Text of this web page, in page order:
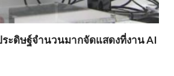
ะดิษฐ์จำนวนมากจัดแสดงที่งาน AI